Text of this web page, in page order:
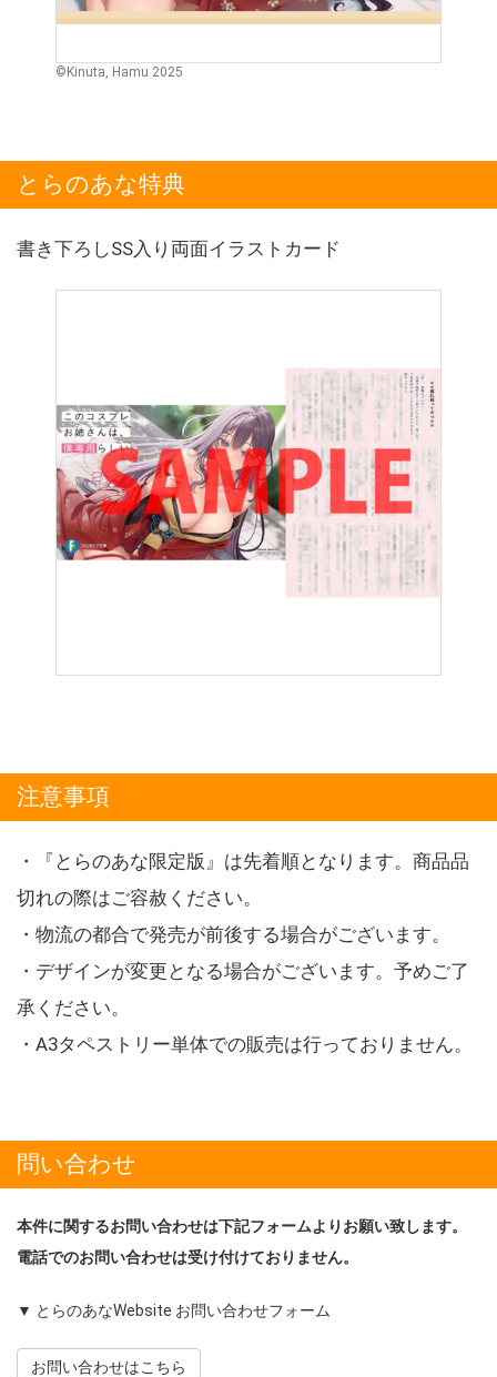
©Kinuta, Hamu 2025
とらのあな特典
書き下ろしSS入り両面イラストカード
注意事項
・『とらのあな限定版』は先着順となります。商品品
切れの際はご容赦ください。
・物流の都合で発売が前後する場合がございます。
・デザインが変更となる場合がございます。予めご了
承ください。
・A3タペストリー単体での販売は行っておりません。
問い合わせ
本件に関するお問い合わせは下記フォームよりお願い致します。
電話でのお問い合わせは受け付けておりません。
▼ とらのあなWebsite お問い合わせフォーム
お問い合わせはこちら